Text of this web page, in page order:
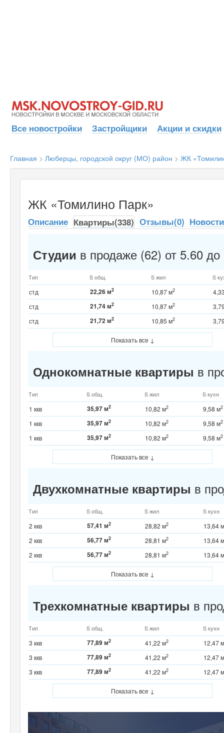
Все новостройки Застройщики Акции и скидки
Главная > Люберцы, городской округ (МО) район > ЖК
ЖК «Томилино Парк»
Описание Квартиры(338) Отзывы(0)
Студии в продаже (62) от 5.60
Тип S общ. S жил S
стд 22,26 м2 10,87 м2
стд
21,74 м2 10,87 м2
стд
21,72 м2 10,85 м2
Показать все ↓
Однокомнатные квартиры в
Тип S общ. S жил S кухн
1 ккв 35,97 м2 10,82 м2 9,58 м2
1 ккв 35,97 м2 10,82 м2 9,58 м2
1 ккв 35,97 м2 10,82 м2 9,58 м2
Показать все ↓
Двухкомнатные квартиры в
Тип S общ. S жил S кухн
2 ккв 57,41 м2 28,82 м2
13,64 м
2 ккв
56,77 м2 28,81 м2
13,64 м
2 ккв
56,77 м2 28,81 м2 13,64 м
Показать все ↓
Трехкомнатные квартиры в
Тип S общ. S жил S кухн
3 ккв 77,89 м2 41,22 м2
12,47 м
3 ккв
77,89 м2 41,22 м2
12,47 м
3 ккв
77,89 м2 41,22 м2 12,47 м
Показать все ↓